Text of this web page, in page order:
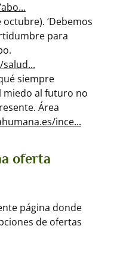
octubre). ‘Debemos
para
siempre
miedo al futuro no
Área
ince...
oferta
página donde
de ofertas